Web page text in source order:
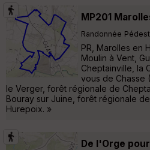
MP201
Randonnée
PR, Marolles en
Moulin à Vent,
Cheptainville, la
vous de Chasse
le Verger, forêt régionale de
Bouray sur Juine, forêt régionale
Hurepoix. »
De l'Orge